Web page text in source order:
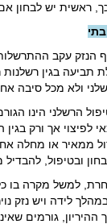
ראשית יש לבחון
הנזק עקב
תביעה בגין
ולא מכל סיבה
הרשלני הינו
לפיצוי אך ורק
ממאיר או מחלה
ובטיפול,
למשל מקרה בו
לידה ויש נזק
גורמים